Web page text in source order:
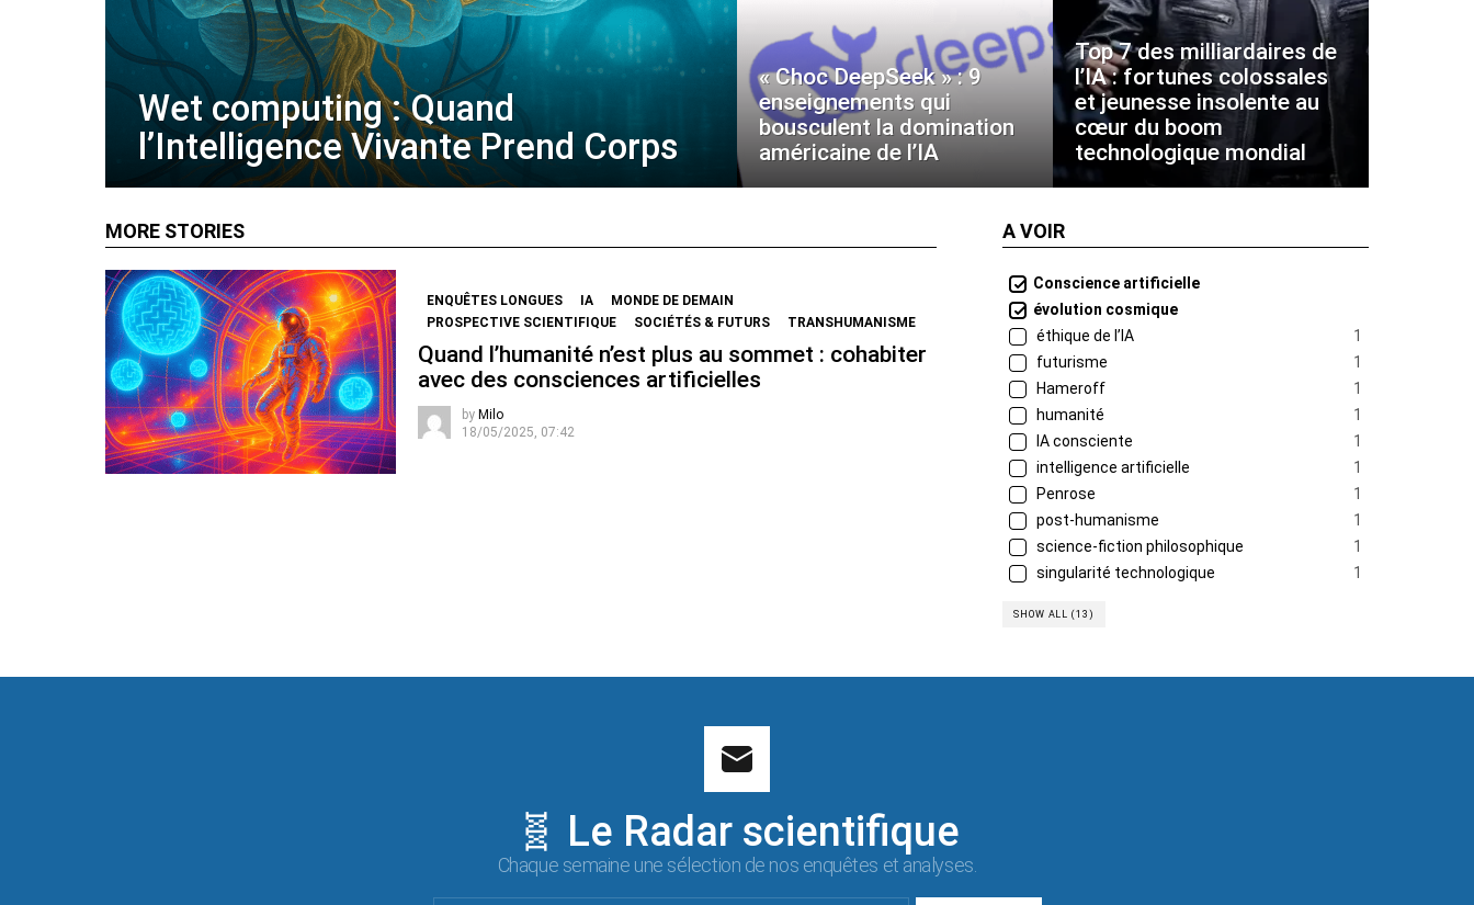
Wet computing : Quand
l’Intelligence Vivante Prend Corps
« Choc DeepSeek » : 9
enseignements qui
bousculent la domination
américaine de l’IA
Top 7 des milliardaires de
l’IA : fortunes colossales
et jeunesse insolente au
cœur du boom
technologique mondial
MORE STORIES
ENQUÊTES LONGUES IA
MONDE DE DEMAIN
PROSPECTIVE SCIENTIFIQUE
SOCIÉTÉS & FUTURS TRANSHUMANISME
Quand l’humanité n’est plus au sommet : cohabiter
avec des consciences artificielles
by Milo
18/05/2025, 07:42
A VOIR
Conscience artificielle
évolution cosmique
éthique de l’IA
1
futurisme
1
Hameroff
1
humanité
1
IA consciente
1
intelligence artificielle
1
Penrose
1
post-humanisme
1
science-fiction philosophique
1
singularité technologique
1
SHOW ALL (13)
🧬 Le Radar scientifique
Chaque semaine une sélection de nos enquêtes et analyses.